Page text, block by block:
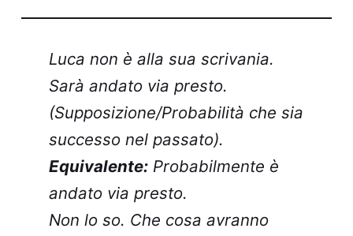
Luca non è alla sua scrivania.
Sarà andato via presto.
(Supposizione/Probabilità che sia
successo nel passato).
Equivalente: Probabilmente è
andato via presto.
Non lo so. Che cosa avranno